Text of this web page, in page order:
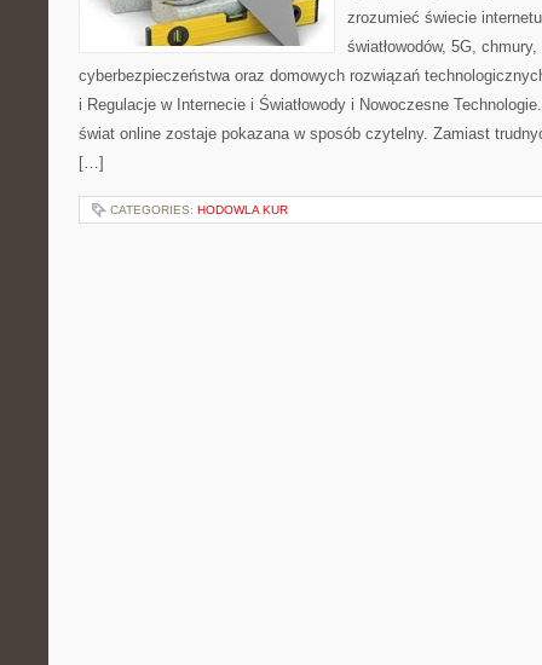
zrozumieć świecie
światłowodów, 5G,
cyberbezpieczeństwa oraz domowych rozwiązań
i Regulacje w Internecie i Światłowody i Nowoczesne
świat online zostaje pokazana w sposób czytelny. Zamiast
[…]
CATEGORIES: HODOWLA KUR